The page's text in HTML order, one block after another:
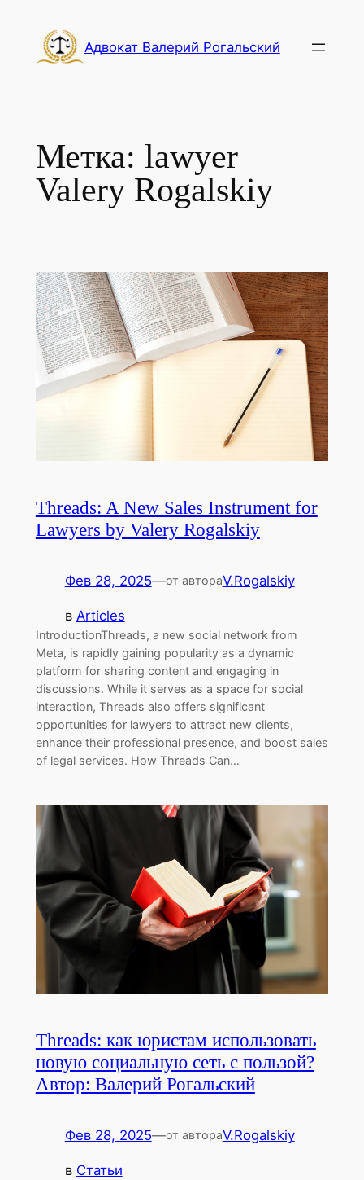
содержимому
Адвокат Валерий Рогальский
Метка: lawyer
Valery Rogalskiy
Threads: A New Sales Instrument for
Lawyers by Valery Rogalskiy
Фев 28, 2025—от автораV.Rogalskiy
в Articles
IntroductionThreads, a new social network from
Meta, is rapidly gaining popularity as a dynamic
platform for sharing content and engaging in
discussions. While it serves as a space for social
interaction, Threads also offers significant
opportunities for lawyers to attract new clients,
enhance their professional presence, and boost sales
of legal services. How Threads Can…
Threads: как юристам использовать
новую социальную сеть с пользой?
Автор: Валерий Рогальский
Фев 28, 2025—от автораV.Rogalskiy
в Статьи